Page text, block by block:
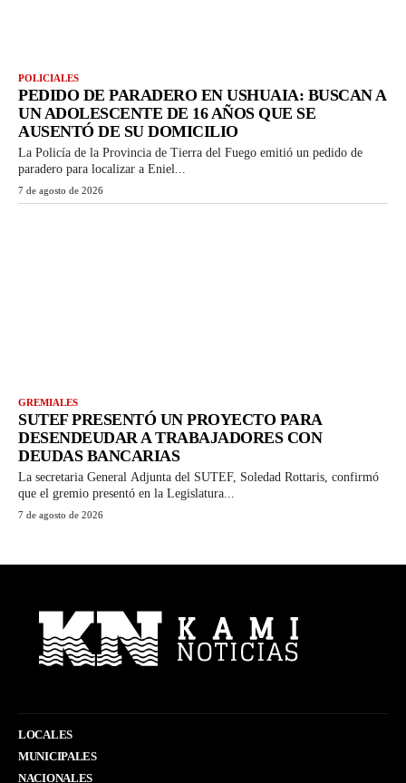
POLICIALES
PEDIDO DE PARADERO EN USHUAIA: BUSCAN A
UN ADOLESCENTE DE 16 AÑOS QUE SE
AUSENTÓ DE SU DOMICILIO
La Policía de la Provincia de Tierra del Fuego emitió un pedido de
paradero para localizar a Eniel...
7 de agosto de 2026
GREMIALES
SUTEF PRESENTÓ UN PROYECTO PARA
DESENDEUDAR A TRABAJADORES CON
DEUDAS BANCARIAS
La secretaria General Adjunta del SUTEF, Soledad Rottaris, confirmó
que el gremio presentó en la Legislatura...
7 de agosto de 2026
LOCALES
MUNICIPALES
NACIONALES